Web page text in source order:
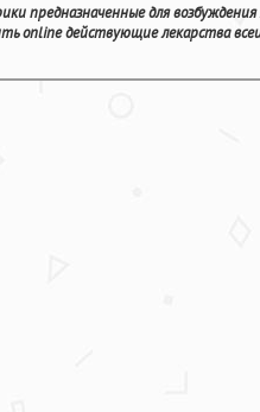
предназначенные для
online действующие лекарства